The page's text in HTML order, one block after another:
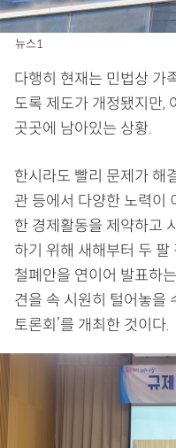
뉴스1
다행히 현재는 민법상 가
도록 제도가 개정됐지만,
곳곳에 남아있는 상황.
한시라도 빨리 문제가 해
관 등에서 다양한 노력이
한 경제활동을 제약하고
하기 위해 새해부터 두 팔
철폐안을 연이어 발표하
견을 속 시원히 털어놓을
토론회’를 개최한 것이다.